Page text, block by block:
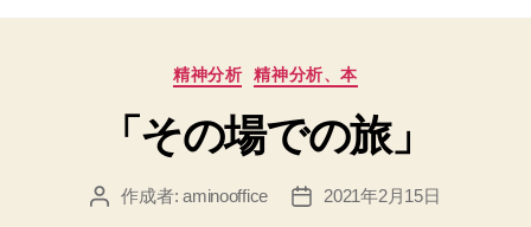
も
あ
の
ブ
グ
カ
ゴ
リ
精神分析 精神分析、本
「その場での旅」
投
作成者:aminooffice
投
2021年2月15日